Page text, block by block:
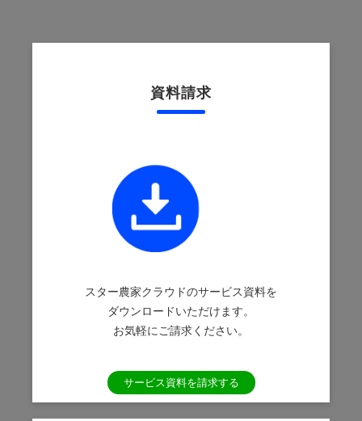
資料請求
スター農家クラウドのサービス資料を
ダウンロードいただけます。
お気軽にご請求ください。
サービス資料を請求する